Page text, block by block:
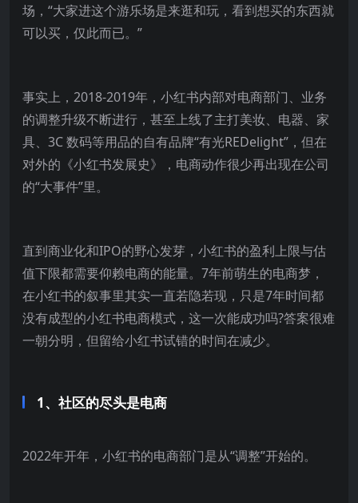
场，“大家进这个游乐场是来逛和玩，看到想买的东西就
可以买，仅此而已。”
事实上，2018-2019年，小红书内部对电商部门、业务
的调整升级不断进行，甚至上线了主打美妆、电器、家
具、3C 数码等用品的自有品牌“有光REDelight”，但在
对外的《小红书发展史》，电商动作很少再出现在公司
的“大事件”里。
直到商业化和IPO的野心发芽，小红书的盈利上限与估
值下限都需要仰赖电商的能量。7年前萌生的电商梦，
在小红书的叙事里其实一直若隐若现，只是7年时间都
没有成型的小红书电商模式，这一次能成功吗?答案很难
一朝分明，但留给小红书试错的时间在减少。
1、社区的尽头是电商
2022年开年，小红书的电商部门是从“调整”开始的。